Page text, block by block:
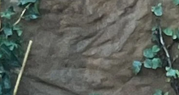
najchętniej wybieranych materiałów do
aranżacji ogrodów. Jego naturalny
wygląd wprowadza ciepło i harmonię, a
jednocześnie pozwala na tworzenie
funkcjonalnych przestrzeni. Drewniane
elementy można spotkać w niemal
każdym ogrodzie – od małych
przydomowych działek po rozległe